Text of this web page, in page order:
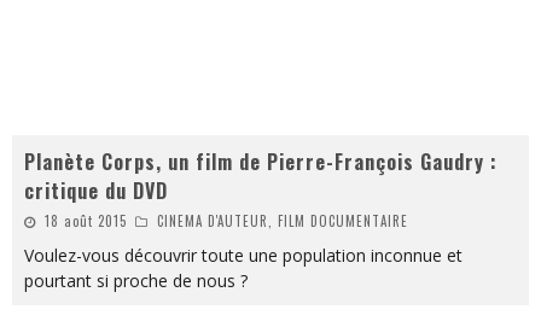
Planète Corps, un film de Pierre-François Gaudry :
critique du DVD
18 août 2015 CINEMA D'AUTEUR, FILM DOCUMENTAIRE
Voulez-vous découvrir toute une population inconnue et
pourtant si proche de nous ?